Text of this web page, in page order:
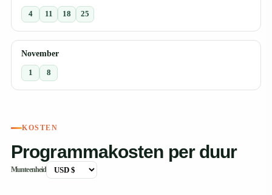
4 11 18 25
November
1 8
KOSTEN
Programmakosten per duur
Munteenheid